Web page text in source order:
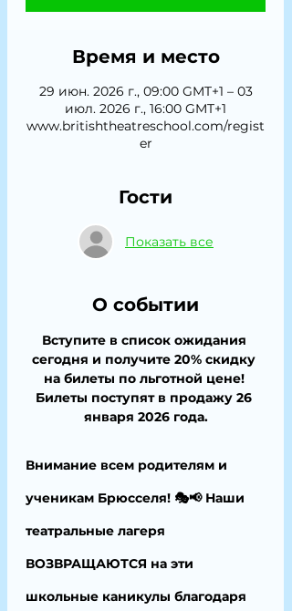
Время и место
29 июн. 2026 г., 09:00 GMT+1 – 03
июл. 2026 г., 16:00 GMT+1
www.britishtheatreschool.com/regist
er
Гости
Показать все
О событии
Вступите в список ожидания
сегодня и получите 20% скидку
на билеты по льготной цене!
Билеты поступят в продажу 26
января 2026 года.
Внимание всем родителям и
ученикам Брюсселя! 🎭📢 Наши
театральные лагеря
ВОЗВРАЩАЮТСЯ на эти
школьные каникулы благодаря